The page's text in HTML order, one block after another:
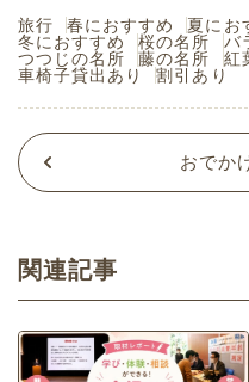
旅行 春におすすめ 夏にお
冬におすすめ
桜の名所 バ
つつじの名所
藤の名所 紅
車椅子貸出あり
割引あり
おでか
関連記事